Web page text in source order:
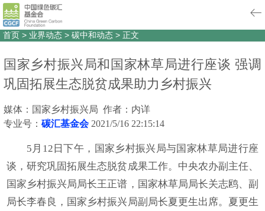
首页 > 业界动态 > 碳中和动态 > 正文
国家乡村振兴局和国家林草局进行座谈 强调
巩固拓展生态脱贫成果助力乡村振兴
媒体：国家乡村振兴局 作者：内详
专业号： 碳汇基金会 2021/5/16 22:15:14
5月12日下午，国家乡村振兴局与国家林草局进行座
谈，研究巩固拓展生态脱贫成果工作。中央农办副主任、
国家乡村振兴局局长王正谱，国家林草局局长关志鸥、副
局长李春良，国家乡村振兴局副局长夏更生出席。夏更生